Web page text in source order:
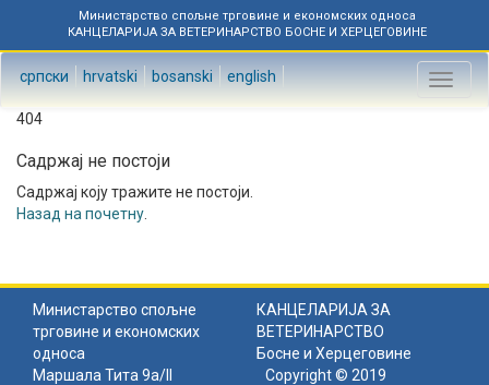
Министарство спољне трговине и економских односа
КАНЦЕЛАРИЈА ЗА ВЕТЕРИНАРСТВО БОСНЕ И ХЕРЦЕГОВИНЕ
српски hrvatski bosanski english
Toggle
404
Садржај не постоји
Садржај коју тражите не постоји.
Назад на почетну
Министарство спољне
трговине и економских
односа
КАНЦЕЛАРИЈА ЗА
ВЕТЕРИНАРСТВО
Босне и Херцеговине
Маршала Тита 9а/II
Copyright © 2019